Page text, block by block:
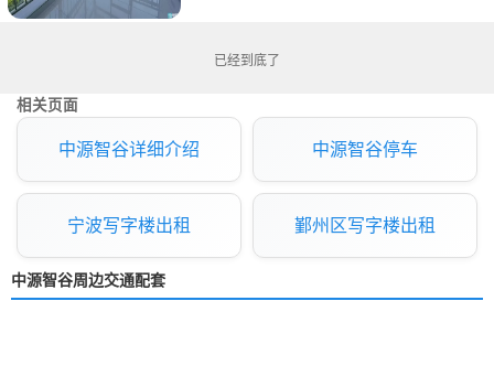
已经到底了
相关页面
中源智谷详细介绍 中源智谷停车
宁波写字楼出租 鄞州区写字楼出租
中源智谷周边交通配套